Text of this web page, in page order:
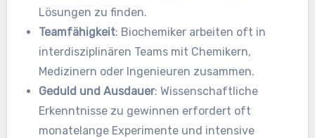
Lösungen zu finden.
Teamfähigkeit: Biochemiker arbeiten oft in
interdisziplinären Teams mit Chemikern,
Medizinern oder Ingenieuren zusammen.
Geduld und Ausdauer: Wissenschaftliche
Erkenntnisse zu gewinnen erfordert oft
monatelange Experimente und intensive